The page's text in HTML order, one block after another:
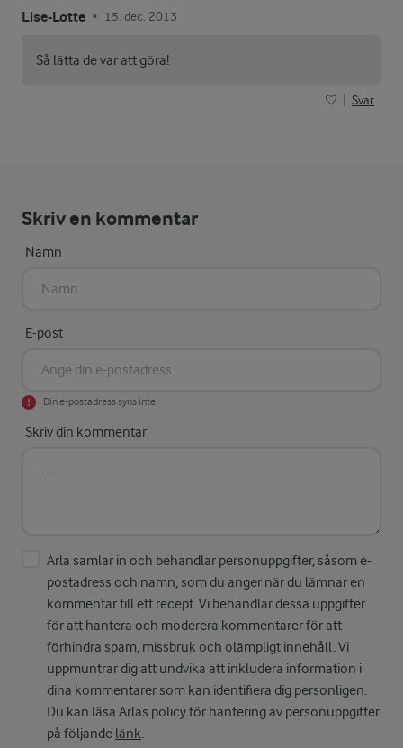
Lise-Lotte • 15. dec. 2013
Så lätta de var att göra!
Svar
Skriv en kommentar
Namn
E-post
Din e-postadress syns inte
Skriv din kommentar
Arla samlar in och behandlar personuppgifter, såsom e-
postadress och namn, som du anger när du lämnar en
kommentar till ett recept. Vi behandlar dessa uppgifter
för att hantera och moderera kommentarer för att
förhindra spam, missbruk och olämpligt innehåll. Vi
uppmuntrar dig att undvika att inkludera information i
dina kommentarer som kan identifiera dig personligen.
Du kan läsa Arlas policy för hantering av personuppgifter
på följande länk.